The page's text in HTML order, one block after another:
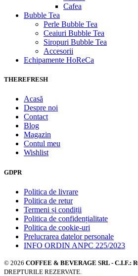
Cafea
Bubble Tea
Perle Bubble Tea
Ceaiuri Bubble Tea
Siropuri Bubble Tea
Accesorii
Echipamente HoReCa
THEREFRESH
Acasă
Despre noi
Contact
Blog
Magazin
Contul meu
Wishlist
GDPR
Politica de livrare
Politica de retur
Termeni și condiții
Politica de confidențialitate
Politica de cookie-uri
Prelucrarea datelor personale
INFO ORDIN ANPC 225/2023
© 2026 COFFEE & BEVERAGE SRL - C.I.F.:
DREPTURILE REZERVATE.